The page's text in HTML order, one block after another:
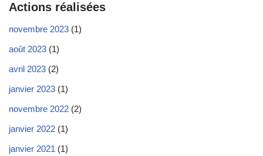
Actions réalisées
novembre 2023 (1)
août 2023 (1)
avril 2023 (2)
janvier 2023 (1)
novembre 2022 (2)
janvier 2022 (1)
janvier 2021 (1)